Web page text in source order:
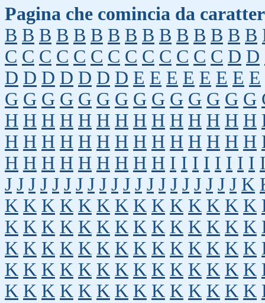
Pagina che comincia da
B B B B B B B B B B B B B B B
C C C C C C C C C C C C C D D
D D D D D D D E E E E E E E E
G G G G G G G G G G G G G G
H H H H H H H H H H H H H H
H H H H H H H H H H H H H H
H H H H H H H H H I I I I I I I I
J J J J J J J J J J J J J J J J J J J J K
K K K K K K K K K K K K K K
K K K K K K K K K K K K K K
K K K K K K K K K K K K K K
K K K K K K K K K K K K K K
K K K K K K K K K K K K K K